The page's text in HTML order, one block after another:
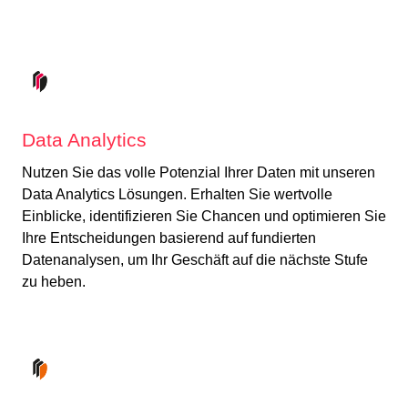
Data Analytics
Nutzen Sie das volle Potenzial Ihrer Daten mit unseren
Data Analytics Lösungen. Erhalten Sie wertvolle
Einblicke, identifizieren Sie Chancen und optimieren Sie
Ihre Entscheidungen basierend auf fundierten
Datenanalysen, um Ihr Geschäft auf die nächste Stufe
zu heben.